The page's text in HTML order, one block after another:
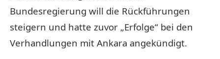
Bundesregierung will die Rückführungen
steigern und hatte zuvor „Erfolge“ bei den
Verhandlungen mit Ankara angekündigt.